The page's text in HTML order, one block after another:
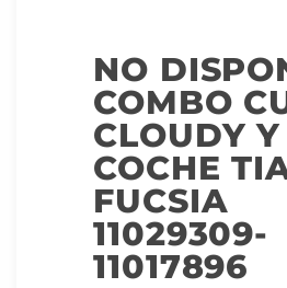
NO
COMBO
CLOUDY Y
COCHE
FUCSIA
11029309-
11017896